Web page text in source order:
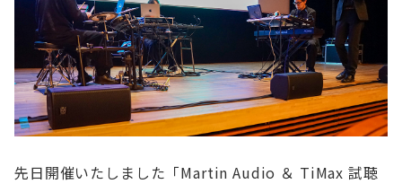
お問い合わせ
先日開催いたしました「Martin Audio ＆ TiMax 試聴